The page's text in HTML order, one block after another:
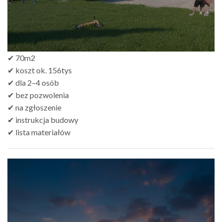
✔ 70m2
✔ koszt ok. 156tys
✔ dla 2–4 osób
✔ bez pozwolenia
✔ na zgłoszenie
✔ instrukcja budowy
✔ lista materiałów